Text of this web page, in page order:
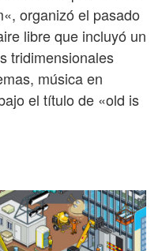
organizó el pasado
libre que incluyó un
tridimensionales
música en
el título de «old is